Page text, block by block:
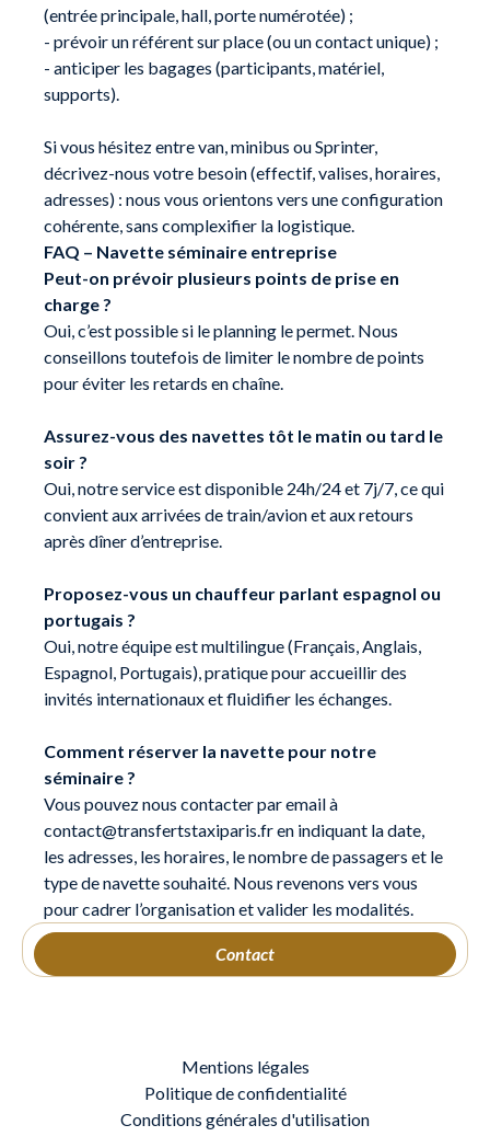
Contact
(entrée principale, hall, porte numérotée) ;
- prévoir un référent sur place (ou un contact unique) ;
- anticiper les bagages (participants, matériel,
supports).
Si vous hésitez entre van, minibus ou Sprinter,
décrivez-nous votre besoin (effectif, valises, horaires,
adresses) : nous vous orientons vers une configuration
cohérente, sans complexifier la logistique.
FAQ – Navette séminaire entreprise
Peut-on prévoir plusieurs points de prise en
charge ?
Oui, c’est possible si le planning le permet. Nous
conseillons toutefois de limiter le nombre de points
pour éviter les retards en chaîne.
Assurez-vous des navettes tôt le matin ou tard le
soir ?
Oui, notre service est disponible 24h/24 et 7j/7, ce qui
convient aux arrivées de train/avion et aux retours
après dîner d’entreprise.
Proposez-vous un chauffeur parlant espagnol ou
portugais ?
Oui, notre équipe est multilingue (Français, Anglais,
Espagnol, Portugais), pratique pour accueillir des
invités internationaux et fluidifier les échanges.
Comment réserver la navette pour notre
séminaire ?
Vous pouvez nous contacter par email à
contact@transfertstaxiparis.fr en indiquant la date,
les adresses, les horaires, le nombre de passagers et le
type de navette souhaité. Nous revenons vers vous
pour cadrer l’organisation et valider les modalités.
Mentions légales
Politique de confidentialité
Conditions générales d'utilisation